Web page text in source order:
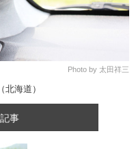
Photo by 太田祥三
海道）
事